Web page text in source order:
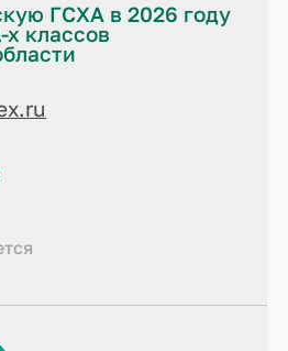
ГСХА в 2026 году
х классов